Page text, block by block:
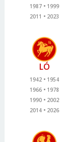
1987
1999
2011
2023
LÓ
1942
1954
1966
1978
1990
2002
2014
2026